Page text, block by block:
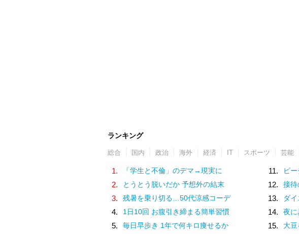
ランキング
総合 国内 政治 海外 経済 IT スポーツ 芸能
1. 「学生と不倫」のデマ→現実に
2. とうとう脱いだか 予想外の結末
3. 残暑を乗り切る…50代涼感コーデ
4. 1日10回 お腹引き締まる簡単習慣
5. 毎日早歩き 1年で何キロ痩せるか
11. ピ
12. 接
13. ダ
14. 夜に
15. 大